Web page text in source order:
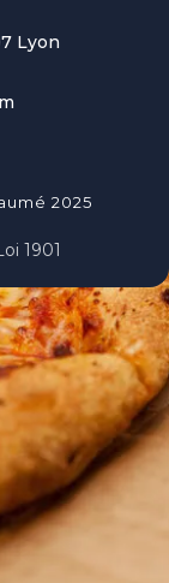
Lyon
2025
1901